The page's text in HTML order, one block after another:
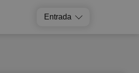
Entrada